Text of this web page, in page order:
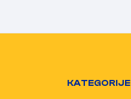
KATEGORIJE